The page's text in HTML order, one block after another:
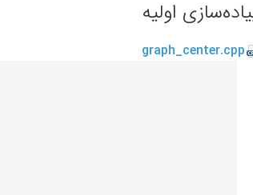
اولیه
graph_center.cpp